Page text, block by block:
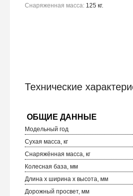
Снаряженная масса: 125 кг.
Технические
Модельный год
Сухая масса, кг
Снаряжённая масса, кг
Колесная база, мм
Длина х ширина х высота, мм
Дорожный просвет, мм